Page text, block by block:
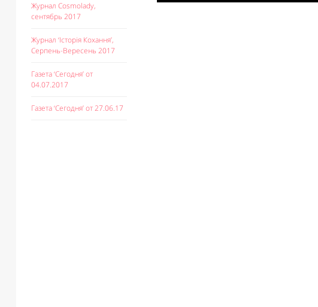
Журнал Cosmolady,
сентябрь 2017
Журнал ‘Історія Кохання’,
Серпень-Вересень 2017
Газета ‘Сегодня’ от
04.07.2017
Газета ‘Сегодня’ от 27.06.17